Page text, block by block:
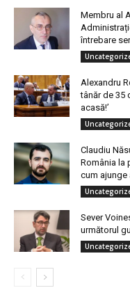
Membru al
întrebare
Alexandru
tânăr de 35
acasă!’
Claudiu
România la
cum ajunge
Sever
următorul